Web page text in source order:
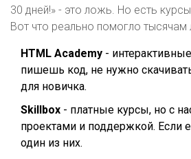
30 дней!» - это ложь. Но есть
Вот что реально помогло
HTML Academy -
пишешь код, не нужно
для новичка.
Skillbox - платные курсы, но с
проектами и поддержкой. Если
один из них.